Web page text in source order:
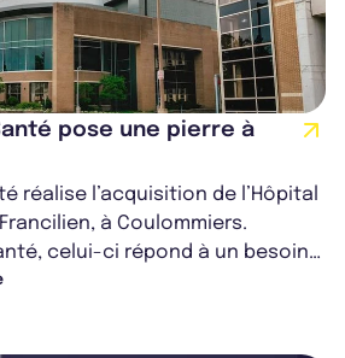
pose une pierre à
réalise l’acquisition de l’Hôpital
à Coulommiers.
celui-ci répond à un besoin
s...